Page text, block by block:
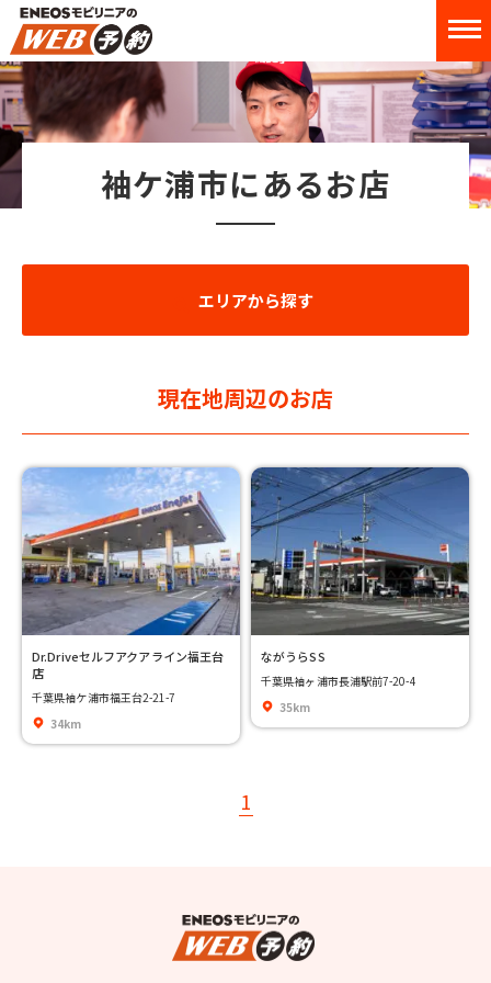
袖ケ浦市にあるお店
エリアから探す
現在地周辺のお店
Dr.Driveセルフアクアライン福王台
店
千葉県袖ケ浦市福王台2-21-7
34km
ながうらSS
千葉県袖ヶ浦市長浦駅前7-20-4
35km
1